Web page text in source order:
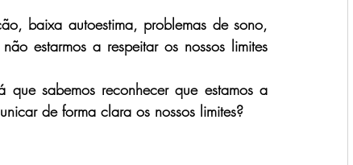
baixa autoestima, problemas de sono,
estarmos a respeitar os nossos limites
que sabemos reconhecer que estamos a
de forma clara os nossos limites?